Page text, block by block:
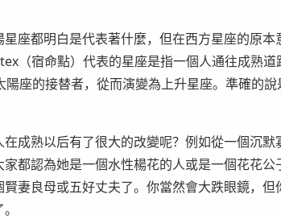
都明白是代表著什麼，但在西方星座的原本
（宿命點）代表的星座是指一個人通往成熟
陽座的接替者，從而演變為上升星座。準確的
熟以后有了很大的改變呢？例如從一個沉默
都認為她是一個水性楊花的人或是一個花花
妻良母或五好丈夫了。你當然會大跌眼鏡，